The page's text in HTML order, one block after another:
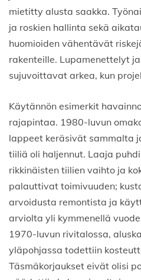
mietitty alusta saakka.
ja roskien hallinta sekä
huomioiden vähentävät
rakenteille. Lupamenettelyt
sujuvoittavat arkea, kun
Käytännön esimerkit
rajapintaa. 1980-luvun
lappeet keräsivät sammalta
tiiliä oli haljennut. Laaja
rikkinäisten tiilien vaihto ja
palauttivat toimivuuden;
arvoidusta remontista ja
arviolta yli kymmenellä
1970-luvun rivitalossa,
yläpohjassa todettiin
Täsmäkorjaukset eivät olisi